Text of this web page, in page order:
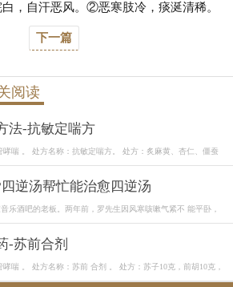
，自汗恶风。②恶寒肢冷，痰涎清稀。
下一篇
阅读
法-抗敏定喘方
喘 。 处方名称：抗敏定喘方。 处方：炙麻黄、杏仁、僵蚕
逆汤帮忙能治愈四逆汤
乐酒吧的老板。两年前，罗先生因风寒咳嗽气紧不 能平卧，
-苏前合剂
喘 。 处方名称：苏前 合剂 。 处方：苏子10克，前胡10克，